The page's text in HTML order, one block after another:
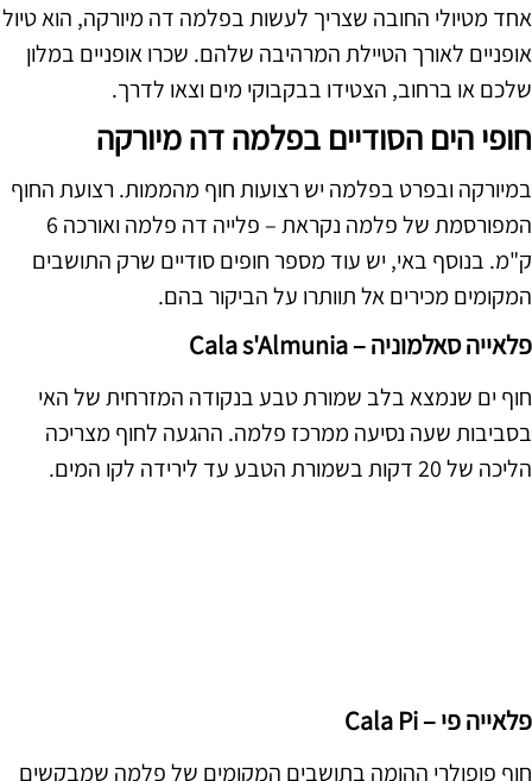
אחד מטיולי החובה שצריך לעשות בפלמה דה מיורקה, הוא טיול
אופניים לאורך הטיילת המרהיבה שלהם. שכרו אופניים במלון
שלכם או ברחוב, הצטידו בבקבוקי מים וצאו לדרך.
חופי הים הסודיים בפלמה דה מיורקה
במיורקה ובפרט בפלמה יש רצועות חוף מהממות. רצועת החוף
המפורסמת של פלמה נקראת – פלייה דה פלמה ואורכה 6
ק"מ. בנוסף באי, יש עוד מספר חופים סודיים שרק התושבים
המקומים מכירים אל תוותרו על הביקור בהם.
פלאייה סאלמוניה – Cala s'Almunia
חוף ים שנמצא בלב שמורת טבע בנקודה המזרחית של האי
בסביבות שעה נסיעה ממרכז פלמה. ההגעה לחוף מצריכה
הליכה של 20 דקות בשמורת הטבע עד לירידה לקו המים.
פלאייה פי – Cala Pi
חוף פופולרי ההומה בתושבים המקומים של פלמה שמבקשים